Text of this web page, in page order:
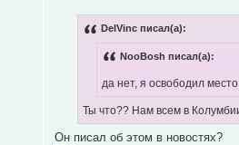
DelVinc писал(а):
NooBosh писал(а):
да нет, я освободил
Ты что?? Нам всем в
Он писал об этом в новостях?